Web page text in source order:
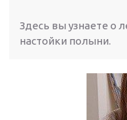
Здесь вы узнаете о
настойки полыни.